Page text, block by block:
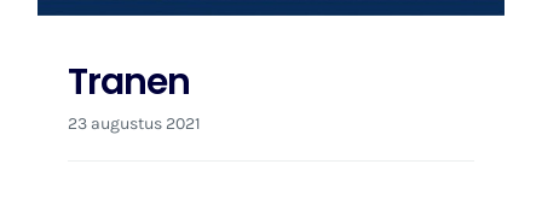
Tranen
23 augustus 2021